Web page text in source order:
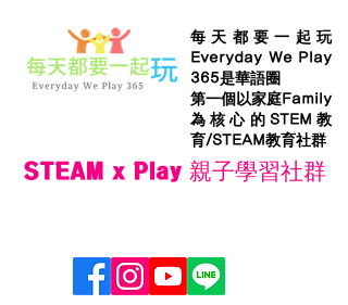
每天都要一起玩
Everyday We Play
365是華語圈
第一個以家庭Family
為核心的STEM教
育/STEAM教育社群
STEAM x Play 親子學習社群